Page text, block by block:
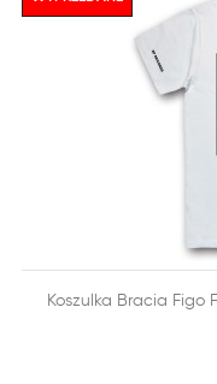
DODAJ DO
Koszulka Bracia Figo